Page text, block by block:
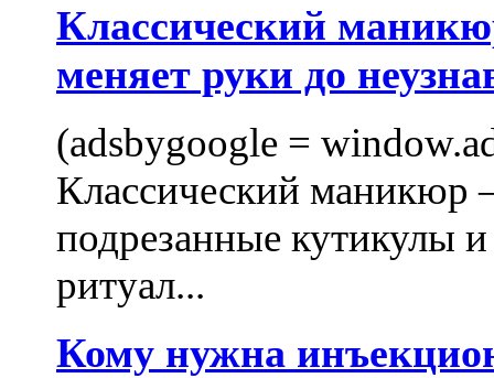
Классический
меняет руки до
(adsbygoogle =
Классический маникюр
подрезанные кутикулы
ритуал...
Кому нужна